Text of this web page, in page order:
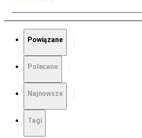
Powiązane
Polecane
Najnowsze
Tagi